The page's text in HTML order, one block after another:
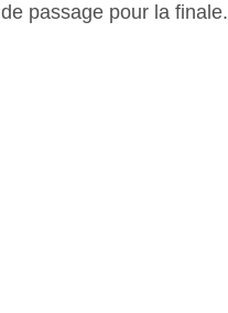
passage pour la finale.